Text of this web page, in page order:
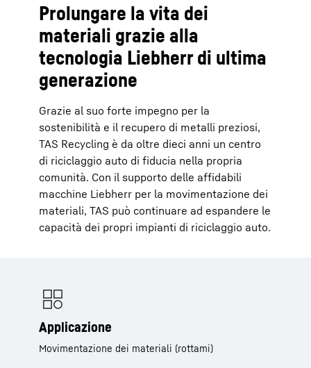
Prolungare la vita dei
materiali grazie alla
tecnologia Liebherr di ultima
generazione
Grazie al suo forte impegno per la
sostenibilità e il recupero di metalli preziosi,
TAS Recycling è da oltre dieci anni un centro
di riciclaggio auto di fiducia nella propria
comunità. Con il supporto delle affidabili
macchine Liebherr per la movimentazione dei
materiali, TAS può continuare ad espandere le
capacità dei propri impianti di riciclaggio auto.
Applicazione
Movimentazione dei materiali (rottami)